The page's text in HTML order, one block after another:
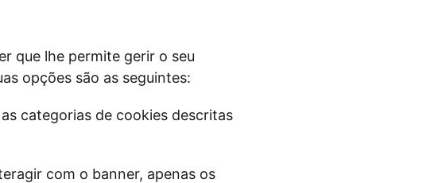
que lhe permite gerir o seu
opções são as seguintes:
categorias de cookies descritas
com o banner, apenas os